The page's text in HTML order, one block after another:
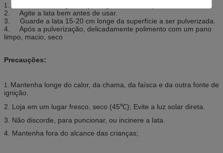
1. Remova toda a água, sujeira, graxa e assim por diante.
2. Agite a lata bem antes de usar.
3. Guarde a lata 15-20 cm longe da superfície a ser pulverizada.
4. Após a pulverização, delicadamente polimento com um pano
limpo, macio, seco
Precauções:
1. Mantenha longe do calor, da chama, da faísca e da outra fonte de
ignição.
2. Loja em um lugar fresco, seco (45℃); Evite a luz solar direta.
3. Não discorde, para puncionar, ou incinere a lata.
4. Mantenha fora do alcance das crianças;